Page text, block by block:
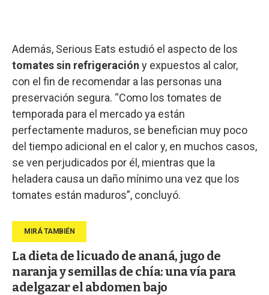
Además, Serious Eats estudió el aspecto de los
tomates sin refrigeración y expuestos al calor,
con el fin de recomendar a las personas una
preservación segura. “Como los tomates de
temporada para el mercado ya están
perfectamente maduros, se benefician muy poco
del tiempo adicional en el calor y, en muchos casos,
se ven perjudicados por él, mientras que la
heladera causa un daño mínimo una vez que los
tomates están maduros”, concluyó.
La dieta de licuado de ananá, jugo de
naranja y semillas de chía: una vía para
adelgazar el abdomen bajo